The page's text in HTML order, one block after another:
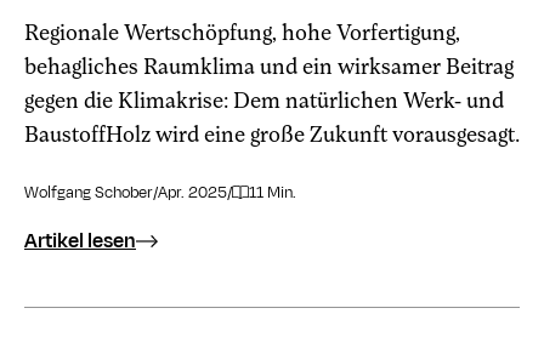
Regionale Wertschöpfung, hohe Vorfertigung,
behagliches Raumklima und ein wirksamer Beitrag
gegen die Klimakrise: Dem natürlichen Werk- und
BaustoffHolz wird eine große Zukunft vorausgesagt.
Wolfgang Schober/Apr. 2025/ 11 Min.
Artikel lesen